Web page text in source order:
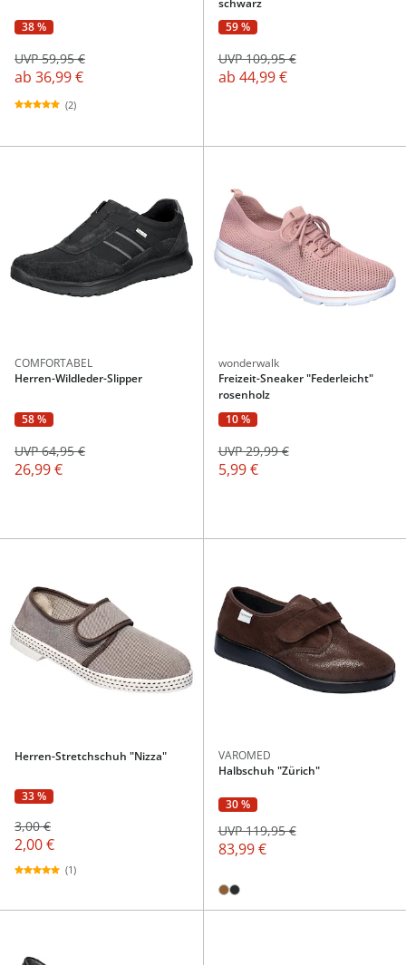
38 %
ab 36,99 €
UVP 59,95 €
(2)
59 %
ab 44,99 €
UVP 109,95 €
COMFORTABEL
Herren-Wildleder-Slipper
58 %
26,99 €
UVP 64,95 €
wonderwalk
Freizeit-Sneaker "Federleicht"
rosenholz
10 %
5,99 €
UVP 29,99 €
Herren-Stretchschuh "Nizza"
33 %
3,00 €
2,00 €
(1)
VAROMED
Halbschuh "Zürich"
30 %
83,99 €
UVP 119,95 €